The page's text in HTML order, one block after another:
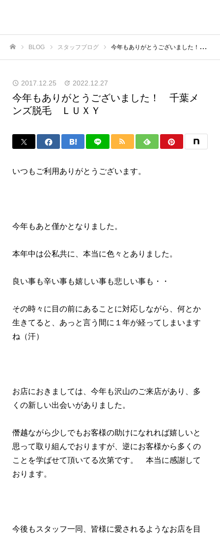
BLOG スタッフブログ 今年もありがとうございました！ 千葉メンズ脱毛 ＬＵＸＹ
2017.12.25 2022.12.27
今年もありがとうございました！ 千葉メ
ンズ脱毛 ＬＵＸＹ
いつもご利用ありがとうございます。
今年もあと僅かとなりました。
本年中は公私共に、本当に色々とありました。
良い事も辛い事も嬉しい事も悲しい事も・・
その時々に目の前にあることに対応しながら、何とか
生きてると、 あっと言う間に１年が経ってしまいます
ね（汗）
お店におきましては、今年も沢山のご来店があり、多
くの新しい出会いがありました。
僭越ながら少しでもお客様の助けになれれば嬉しいと
思って取り組んでおりますが、逆にお客様から多くの
ことを学ばせて頂いてる次第です。 本当に感謝して
おります。
今後もスタッフ一同、皆様に愛されるようなお店を目